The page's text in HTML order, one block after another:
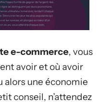
e-commerce, vous
avoir et où avoir
alors une économie
conseil, n’attendez